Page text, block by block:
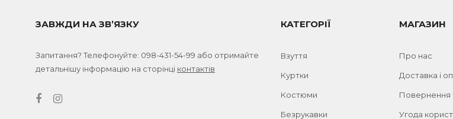
ЗАВЖДИ НА ЗВ’ЯЗКУ
Запитання? Телефонуйте: 098-431-54-99 або отримайте
детальнішу інформацію на сторінці контактів
КАТЕГОРІЇ
Взуття
Куртки
Костюми
Безрукавки
МАГАЗИН
Про нас
Доставка і
Повернення
Угода